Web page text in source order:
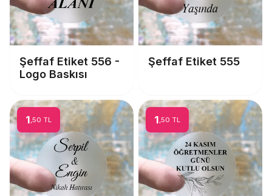
Şeffaf Etiket 556 -
Logo Baskısı
Şeffaf Etiket 555
1 ,50 TL 1 ,50 TL